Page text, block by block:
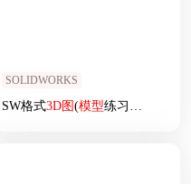
SOLIDWORKS
SW格式3D图(模型练习题)-022